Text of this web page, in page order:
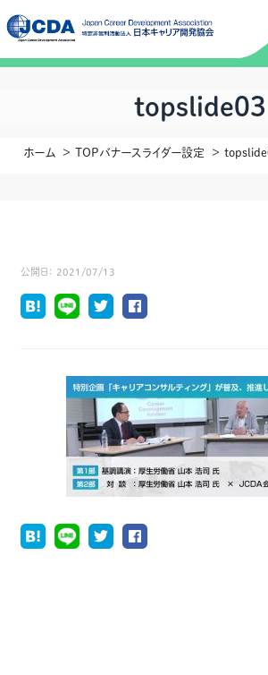
topslide03
ホーム TOPバナースライダー設定
公開日： 2021/07/13